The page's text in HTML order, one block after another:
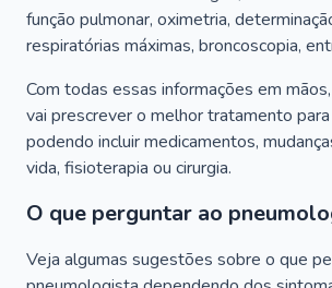
função pulmonar, oximetria,
respiratórias máximas, broncoscopia,
Com todas essas informações em
vai prescrever o melhor tratamento
podendo incluir medicamentos,
vida, fisioterapia ou cirurgia.
O que perguntar ao
Veja algumas sugestões sobre o que